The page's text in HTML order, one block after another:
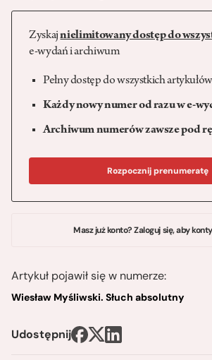
Zyskajnielimitowany dostęp do
e-wydań i archiwum
Pełny dostęp do wszystkich artykułów
Każdy nowy numer od razu w e-
Archiwum numerów zawsze pod
Rozpocznij prenumeratę
Masz już konto? Zaloguj się, aby
Artykuł pojawił się w numerze:
Wiesław Myśliwski. Słuch absolutny
Udostępnij